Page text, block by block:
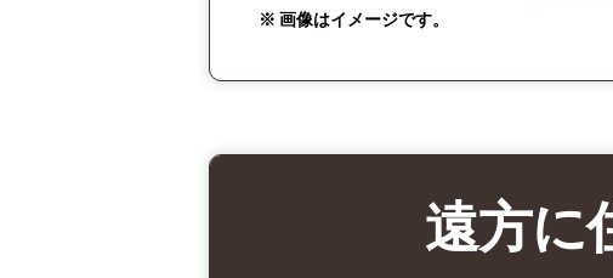
※ 画像はイメージです。
遠方に